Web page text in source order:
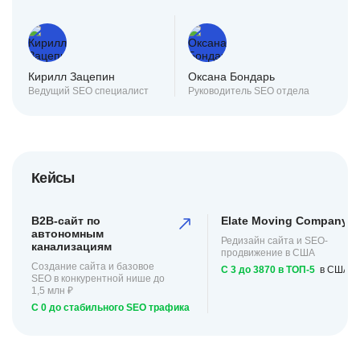
Кирилл Зацепин
Ведущий SEO специалист
Оксана Бондарь
Руководитель SEO отдела
Кейсы
B2B-сайт по
автономным
канализациям
Создание сайта и базовое
SEO в конкурентной нише до
1,5 млн ₽
С 0 до стабильного SEO трафика
Elate Moving Company
Редизайн сайта и SEO-
продвижение в США
С 3 до 3870 в ТОП-5 в США